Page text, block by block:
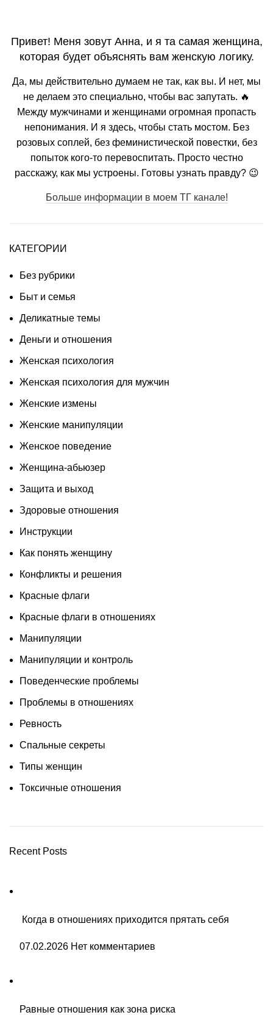
Привет! Меня зовут Анна, и я та самая женщина,
которая будет объяснять вам женскую логику.
Да, мы действительно думаем не так, как вы. И нет, мы
не делаем это специально, чтобы вас запутать. 🔥
Между мужчинами и женщинами огромная пропасть
непонимания. И я здесь, чтобы стать мостом. Без
розовых соплей, без феминистической повестки, без
попыток кого-то перевоспитать. Просто честно
расскажу, как мы устроены. Готовы узнать правду? 😉
Больше информации в моем ТГ канале!
КАТЕГОРИИ
Без рубрики
Быт и семья
Деликатные темы
Деньги и отношения
Женская психология
Женская психология для мужчин
Женские измены
Женские манипуляции
Женское поведение
Женщина-абьюзер
Защита и выход
Здоровые отношения
Инструкции
Как понять женщину
Конфликты и решения
Красные флаги
Красные флаги в отношениях
Манипуляции
Манипуляции и контроль
Поведенческие проблемы
Проблемы в отношениях
Ревность
Спальные секреты
Типы женщин
Токсичные отношения
Recent Posts
Когда в отношениях приходится прятать себя
07.02.2026 Нет комментариев
Равные отношения как зона риска